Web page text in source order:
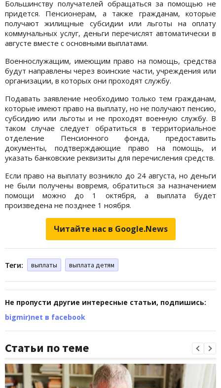
Большинству получателей обращаться за помощью не
придется. Пенсионерам, а также гражданам, которые
получают жилищные субсидии или льготы на оплату
коммунальных услуг, деньги перечислят автоматически в
августе вместе с основными выплатами.
Военнослужащим, имеющим право на помощь, средства
будут направлены через воинские части, учреждения или
организации, в которых они проходят службу.
Подавать заявление необходимо только тем гражданам,
которые имеют право на выплату, но не получают пенсию,
субсидию или льготы и не проходят военную службу. В
таком случае следует обратиться в территориальное
отделение Пенсионного фонда, предоставить
документы, подтверждающие право на помощь, и
указать банковские реквизиты для перечисления средств.
Если право на выплату возникло до 24 августа, но деньги
не были получены вовремя, обратиться за назначением
помощи можно до 1 октября, а выплата будет
произведена не позднее 1 ноября.
Читайте нас в Google.News
Теги: выплаты выплата детям
Не пропусти другие интересные статьи, подпишись:
bigmir)net в facebook
Статьи по теме